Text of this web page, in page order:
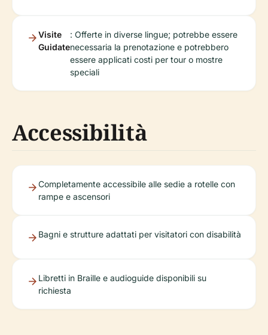
Visite
Guidate
: Offerte in diverse lingue; potrebbe essere
necessaria la prenotazione e potrebbero
essere applicati costi per tour o mostre
speciali
Accessibilità
Completamente accessibile alle sedie a rotelle con
rampe e ascensori
Bagni e strutture adattati per visitatori con disabilità
Libretti in Braille e audioguide disponibili su
richiesta